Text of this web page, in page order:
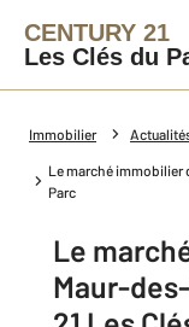
CENTURY 21
Les Clés du
Immobilier
Le marché immobilier
Parc
Le
Maur-